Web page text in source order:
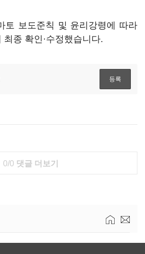
토 보도준칙 및 윤리강령에 따라
종 확인·수정했습니다.
0/0 댓글 더보기